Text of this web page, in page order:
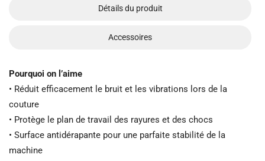
Détails du produit
Accessoires
Pourquoi on l’aime
• Réduit efficacement le bruit et les vibrations lors de la
couture
• Protège le plan de travail des rayures et des chocs
• Surface antidérapante pour une parfaite stabilité de la
machine